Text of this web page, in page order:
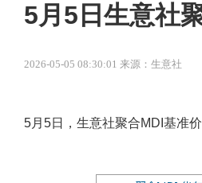
5月5日生意社
2026-05-05 08:30:01 来源：生意社
5月5日，生意社聚合MDI基准